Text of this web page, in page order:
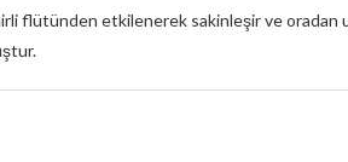
flütünden etkilenerek sakinleşir ve oradan